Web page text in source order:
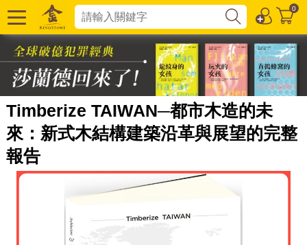
0
Timberize TAIWAN─都市木造的未
來：新式木結構建築沿革與展望的完整
報告